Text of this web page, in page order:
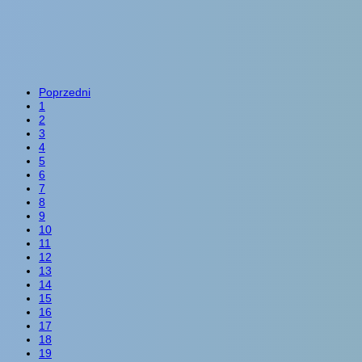
Poprzedni
1
2
3
4
5
6
7
8
9
10
11
12
13
14
15
16
17
18
19